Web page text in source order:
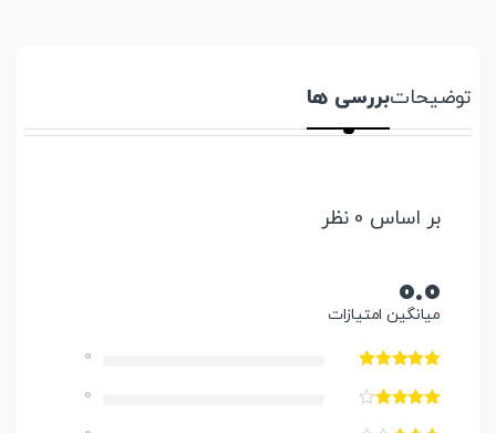
توضیحاتبررسی ها
بر اساس 0 نظر
0.0
میانگین امتیازات
0
0